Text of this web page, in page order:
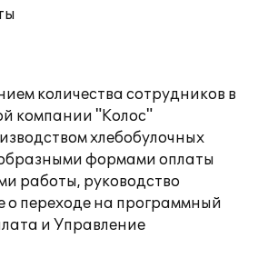
количества сотрудников в
компании "Колос"
хлебобулочных
формами оплаты
работы, руководство
о переходе на программный
и Управление